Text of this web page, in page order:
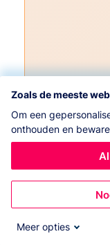
Zoals de meeste
Om een
onthouden en
Meer opties